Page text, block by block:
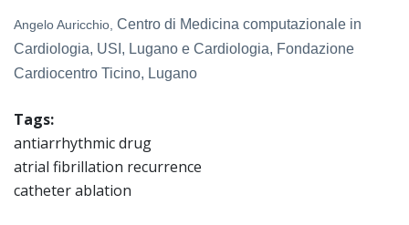
Angelo Auricchio, Centro di Medicina computazionale in
Cardiologia, USI, Lugano e Cardiologia, Fondazione
Cardiocentro Ticino, Lugano
Tags:
antiarrhythmic drug
atrial fibrillation recurrence
catheter ablation